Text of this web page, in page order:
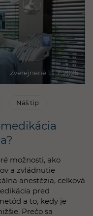
Zverejnené 13. 7. 2026
Náš tip
možnosti, ako
a zvládnutie
anestézia, celková
pred
a to, kedy je
Prečo sa